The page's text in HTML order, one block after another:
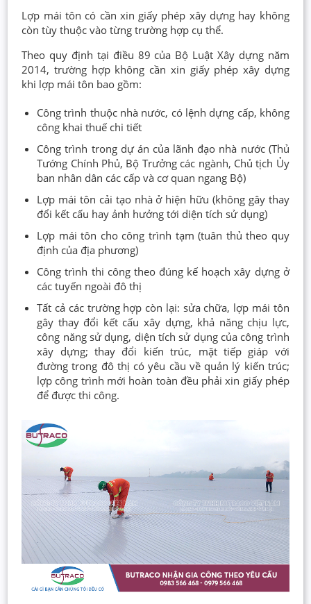
Lợp mái tôn có cần xin giấy phép xây dựng hay không
còn tùy thuộc vào từng trường hợp cụ thể.
Theo quy định tại điều 89 của Bộ Luật Xây dựng năm
2014, trường hợp không cần xin giấy phép xây dựng
khi lợp mái tôn bao gồm:
Công trình thuộc nhà nước, có lệnh dựng cấp, không
công khai thuế chi tiết
Công trình trong dự án của lãnh đạo nhà nước (Thủ
Tướng Chính Phủ, Bộ Trưởng các ngành, Chủ tịch Ủy
ban nhân dân các cấp và cơ quan ngang Bộ)
Lợp mái tôn cải tạo nhà ở hiện hữu (không gây thay
đổi kết cấu hay ảnh hưởng tới diện tích sử dụng)
Lợp mái tôn cho công trình tạm (tuân thủ theo quy
định của địa phương)
Công trình thi công theo đúng kế hoạch xây dựng ở
các tuyến ngoài đô thị
Tất cả các trường hợp còn lại: sửa chữa, lợp mái tôn
gây thay đổi kết cấu xây dựng, khả năng chịu lực,
công năng sử dụng, diện tích sử dụng của công trình
xây dựng; thay đổi kiến trúc, mặt tiếp giáp với
đường trong đô thị có yêu cầu về quản lý kiến trúc;
lợp công trình mới hoàn toàn đều phải xin giấy phép
để được thi công.